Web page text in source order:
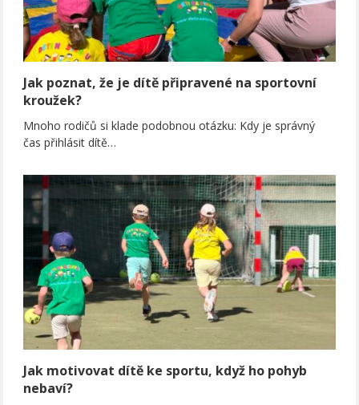
Jak poznat, že je dítě připravené na sportovní
kroužek?
Mnoho rodičů si klade podobnou otázku: Kdy je správný
čas přihlásit dítě…
Jak motivovat dítě ke sportu, když ho pohyb
nebaví?